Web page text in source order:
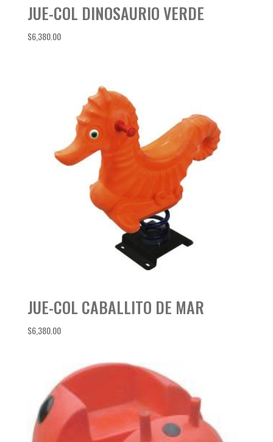
JUE-COL DINOSAURIO VERDE
$6,380.00
JUE-COL CABALLITO DE MAR
$6,380.00